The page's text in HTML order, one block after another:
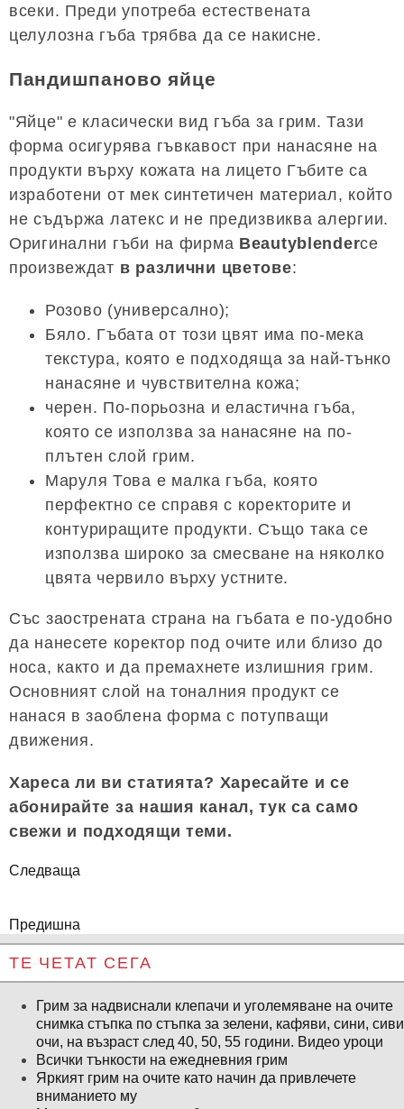
всеки. Преди употреба естествената
целулозна гъба трябва да се накисне.
Пандишпаново яйце
"Яйце" е класически вид гъба за грим. Тази
форма осигурява гъвкавост при нанасяне на
продукти върху кожата на лицето Гъбите са
изработени от мек синтетичен материал, който
не съдържа латекс и не предизвиква алергии.
Оригинални гъби на фирма Beautyblenderсе
произвеждат в различни цветове:
Розово (универсално);
Бяло. Гъбата от този цвят има по-мека
текстура, която е подходяща за най-тънко
нанасяне и чувствителна кожа;
черен. По-порьозна и еластична гъба,
която се използва за нанасяне на по-
плътен слой грим.
Маруля Това е малка гъба, която
перфектно се справя с коректорите и
контуриращите продукти. Също така се
използва широко за смесване на няколко
цвята червило върху устните.
Със заострената страна на гъбата е по-удобно
да нанесете коректор под очите или близо до
носа, както и да премахнете излишния грим.
Основният слой на тоналния продукт се
нанася в заоблена форма с потупващи
движения.
Хареса ли ви статията? Харесайте и се
абонирайте за нашия канал, тук са само
свежи и подходящи теми.
Следваща
Предишна
ТЕ ЧЕТАТ СЕГА
Грим за надвиснали клепачи и уголемяване на очите
снимка стъпка по стъпка за зелени, кафяви, сини, сиви
очи, на възраст след 40, 50, 55 години. Видео уроци
Всички тънкости на ежедневния грим
Яркият грим на очите като начин да привлечете
вниманието му